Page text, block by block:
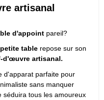
artisanal
d'appointpareil?
petite table repose sur son
d'œuvre artisanal.
d'apparat parfaite pour
sans manquer
séduira tous les amoureux